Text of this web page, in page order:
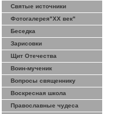
Святые источники
Фотогалерея"ХХ век"
Беседка
Зарисовки
Щит Отечества
Воин-мученик
Вопросы священнику
Воскресная школа
Православные чудеса